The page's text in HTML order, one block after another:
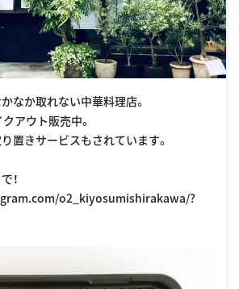
なか取れない中華料理店。
アウト販売中。
置きサービスもされています。
！
o2_kiyosumishirakawa/?